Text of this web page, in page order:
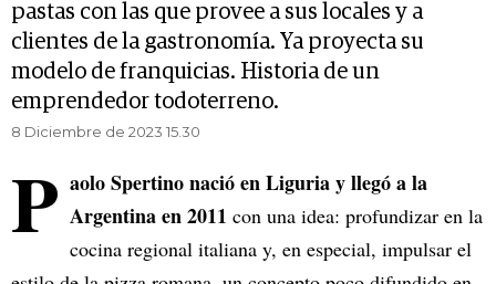
pastas con las que provee a sus locales y a
clientes de la gastronomía. Ya proyecta su
modelo de franquicias. Historia de un
emprendedor todoterreno.
8 Diciembre de 2023 15.30
P aolo Spertino nació en Liguria y llegó a la
Argentina en 2011 con una idea: profundizar en la
cocina regional italiana y, en especial, impulsar el